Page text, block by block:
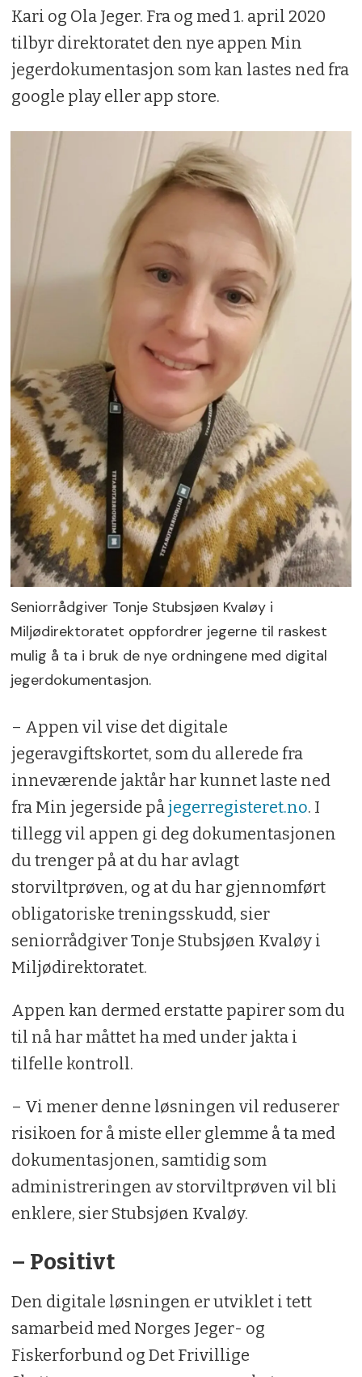
Kari og Ola Jeger. Fra og med 1. april 2020
tilbyr direktoratet den nye appen Min
jegerdokumentasjon som kan lastes ned fra
google play eller app store.
Seniorrådgiver Tonje Stubsjøen Kvaløy i
Miljødirektoratet oppfordrer jegerne til raskest
mulig å ta i bruk de nye ordningene med digital
jegerdokumentasjon.
– Appen vil vise det digitale
jegeravgiftskortet, som du allerede fra
inneværende jaktår har kunnet laste ned
fra Min jegerside påjegerregisteret.no. I
tillegg vil appen gi deg dokumentasjonen
du trenger på at du har avlagt
storviltprøven, og at du har gjennomført
obligatoriske treningsskudd, sier
seniorrådgiver Tonje Stubsjøen Kvaløy i
Miljødirektoratet.
Appen kan dermed erstatte papirer som du
til nå har måttet ha med under jakta i
tilfelle kontroll.
– Vi mener denne løsningen vil reduserer
risikoen for å miste eller glemme å ta med
dokumentasjonen, samtidig som
administreringen av storviltprøven vil bli
enklere, sier Stubsjøen Kvaløy.
– Positivt
Den digitale løsningen er utviklet i tett
samarbeid med Norges Jeger- og
Fiskerforbund og Det Frivillige